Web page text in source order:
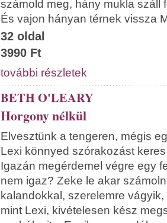
számold meg, hány mukla száll
És vajon hányan térnek vissza
32 oldal
3990 Ft
további részletek
BETH O'LEARY
Horgony nélkül
Elvesztünk a tengeren, mégis
Lexi könnyed szórakozást
Igazán megérdemel végre egy
nem igaz? Zeke le akar
kalandokkal, szerelemre
mint Lexi, kivételesen kész